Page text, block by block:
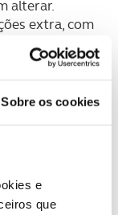
Sobre os cookies
e
que
alterar.
extra, com
os estragos,
que foram
Neuville foi o
Latvala e